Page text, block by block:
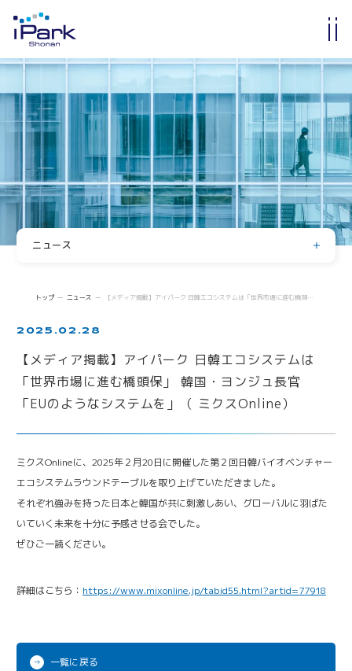
オフィス・ラボ入居
メンバーシップ入会
入居・メンバー企業一覧
入居者コミュニティ
サイエンスカフェ
有志活動(iPass)
Innovators in Shonan iPark
Future meets Future
ニュース
イベント
iPark Now!
トップ ニュース 【メディア掲載】アイパーク 日韓エコシステムは「世界市場に進む橋頭保」 韓国・ヨンジュ長官「EUのようなシステムを」（ ミクスOnline）
2025.02.28
ミクスOnlineに、2025年２月20日に開催した第２回日韓バイオベンチャー
エコシステムラウンドテーブルを取り上げていただきました。
それぞれ強みを持った日本と韓国が共に刺激しあい、グローバルに羽ばた
いていく未来を十分に予感させる会でした。
ぜひご一読ください。
詳細はこちら： https://www.mixonline.jp/tabid55.html?artid=77918
一覧に戻る